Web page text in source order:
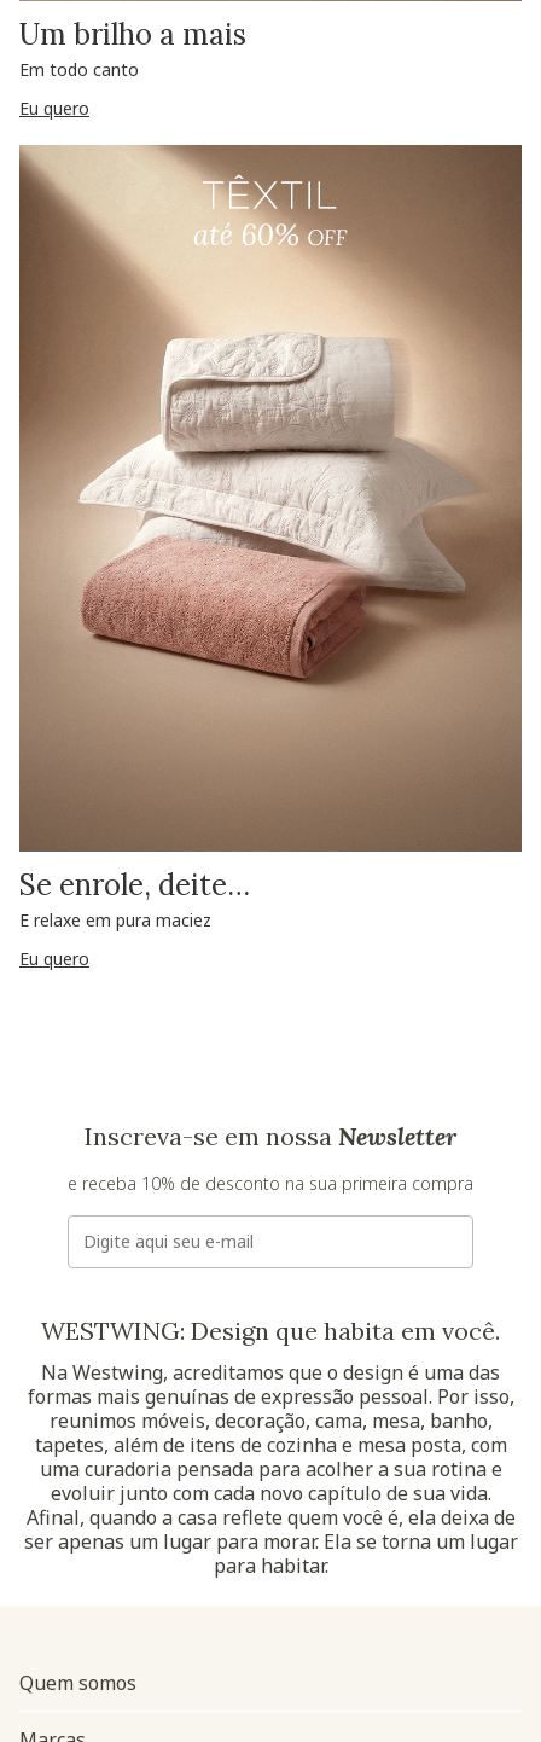
Um brilho a mais
Em todo canto
Eu quero
Se enrole, deite…
E relaxe em pura maciez
Eu quero
Inscreva-se em nossa Newsletter
e receba 10% de desconto na sua primeira compra
E-mail
WESTWING: Design que habita em você.
Na Westwing, acreditamos que o design é uma das
formas mais genuínas de expressão pessoal. Por isso,
reunimos móveis, decoração, cama, mesa, banho,
tapetes, além de itens de cozinha e mesa posta, com
uma curadoria pensada para acolher a sua rotina e
evoluir junto com cada novo capítulo de sua vida.
Afinal, quando a casa reflete quem você é, ela deixa de
ser apenas um lugar para morar. Ela se torna um lugar
para habitar.
Quem somos